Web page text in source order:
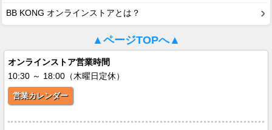
BB KONG オンラインストアとは？
▲ページTOPへ▲
オンラインストア営業時間
10:30 ～ 18:00（木曜日定休）
営業カレンダー